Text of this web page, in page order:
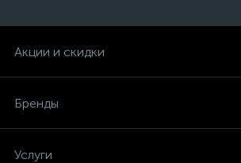
Акции и скидки
Бренды
Услуги